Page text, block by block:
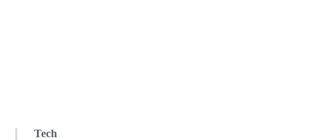
Tech